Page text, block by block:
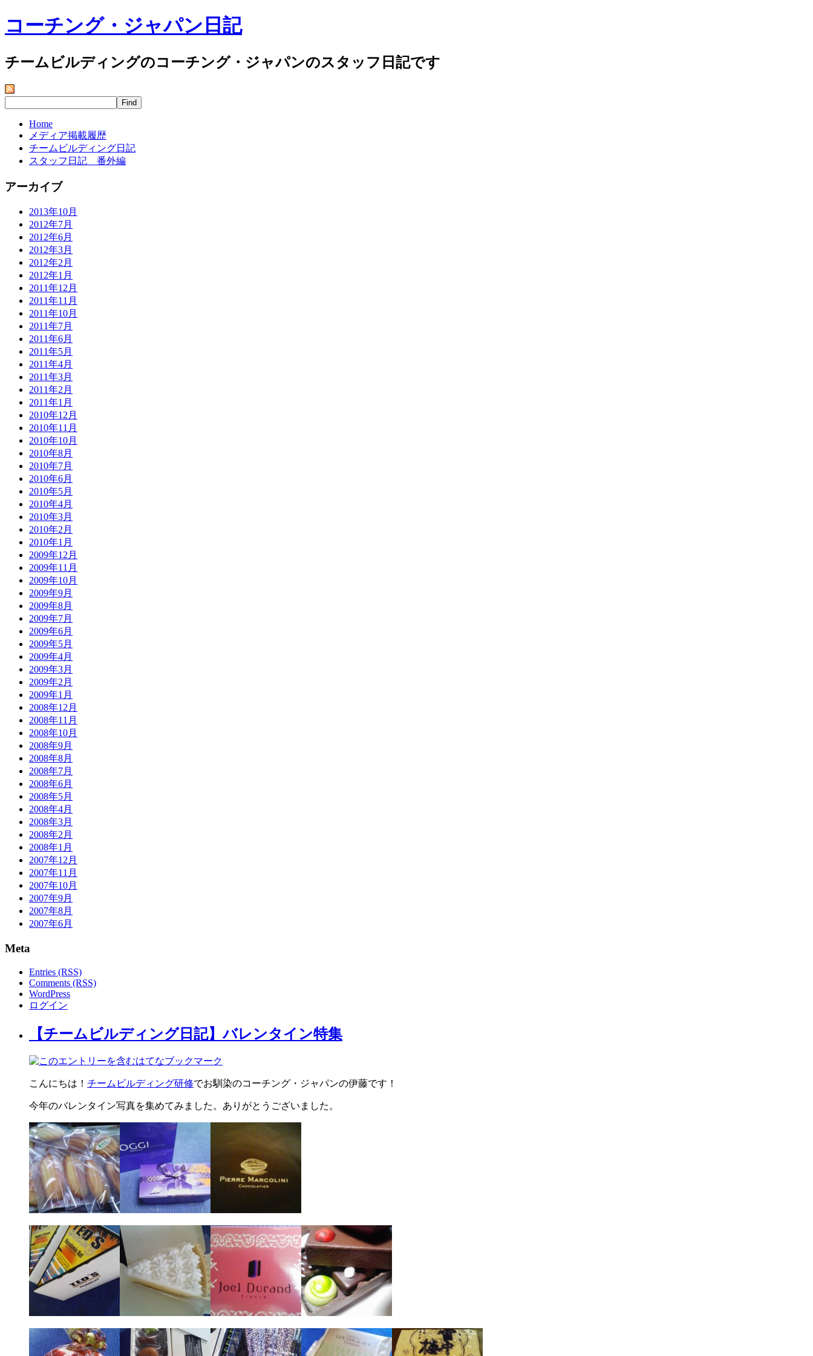
コーチング・ジャパン日記
チームビルディングのコーチング・ジャパンのスタッフ日記です
Home
メディア掲載履歴
チームビルディング日記
スタッフ日記 番外編
アーカイブ
2013年10月
2012年7月
2012年6月
2012年3月
2012年2月
2012年1月
2011年12月
2011年11月
2011年10月
2011年7月
2011年6月
2011年5月
2011年4月
2011年3月
2011年2月
2011年1月
2010年12月
2010年11月
2010年10月
2010年8月
2010年7月
2010年6月
2010年5月
2010年4月
2010年3月
2010年2月
2010年1月
2009年12月
2009年11月
2009年10月
2009年9月
2009年8月
2009年7月
2009年6月
2009年5月
2009年4月
2009年3月
2009年2月
2009年1月
2008年12月
2008年11月
2008年10月
2008年9月
2008年8月
2008年7月
2008年6月
2008年5月
2008年4月
2008年3月
2008年2月
2008年1月
2007年12月
2007年11月
2007年10月
2007年9月
2007年8月
2007年6月
Meta
Entries (RSS)
Comments (RSS)
WordPress
ログイン
【チームビルディング日記】バレンタイン特集
こんにちは！ チームビルディング研修でお馴染のコーチング・ジャパンの伊藤です！
今年のバレンタイン写真を集めてみました。ありがとうございました。